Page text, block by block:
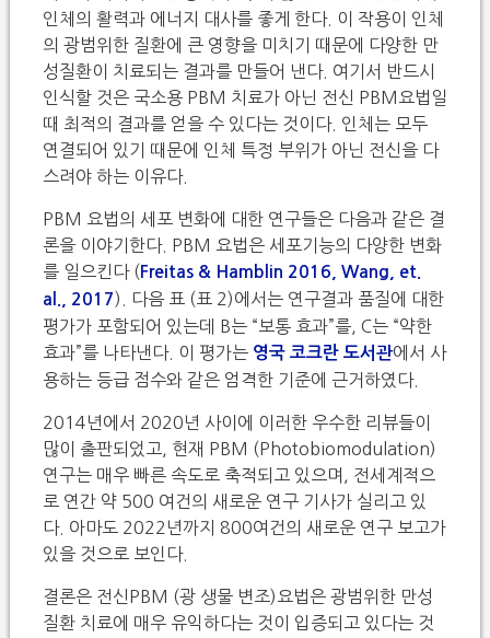
인체의 활력과 에너지 대사를 좋게 한다. 이 작용이 인체
의 광범위한 질환에 큰 영향을 미치기 때문에 다양한 만
성질환이 치료되는 결과를 만들어 낸다. 여기서 반드시
인식할 것은 국소용 PBM 치료가 아닌 전신 PBM요법일
때 최적의 결과를 얻을 수 있다는 것이다. 인체는 모두
연결되어 있기 때문에 인체 특정 부위가 아닌 전신을 다
스려야 하는 이유다.
PBM 요법의 세포 변화에 대한 연구들은 다음과 같은 결
론을 이야기한다. PBM 요법은 세포기능의 다양한 변화
를 일으킨다 ( Freitas & Hamblin 2016, Wang, et.
al., 2017 ). 다음 표 (표 2)에서는 연구결과 품질에 대한
평가가 포함되어 있는데 B는 “보통 효과”를, C는 “약한
효과”를 나타낸다. 이 평가는 영국 코크란 도서관에서 사
용하는 등급 점수와 같은 엄격한 기준에 근거하였다.
2014년에서 2020년 사이에 이러한 우수한 리뷰들이
많이 출판되었고, 현재 PBM (Photobiomodulation)
연구는 매우 빠른 속도로 축적되고 있으며, 전세계적으
로 연간 약 500 여건의 새로운 연구 기사가 실리고 있
다. 아마도 2022년까지 800여건의 새로운 연구 보고가
있을 것으로 보인다.
결론은 전신PBM (광 생물 변조)요법은 광범위한 만성
질환 치료에 매우 유익하다는 것이 입증되고 있다는 것